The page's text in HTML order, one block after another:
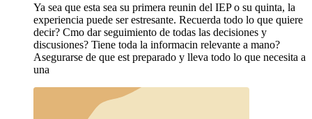
Ya sea que esta sea su primera reunin del IEP o su quinta, la
experiencia puede ser estresante. Recuerda todo lo que quiere
decir? Cmo dar seguimiento de todas las decisiones y
discusiones? Tiene toda la informacin relevante a mano?
Asegurarse de que est preparado y lleva todo lo que necesita a
una